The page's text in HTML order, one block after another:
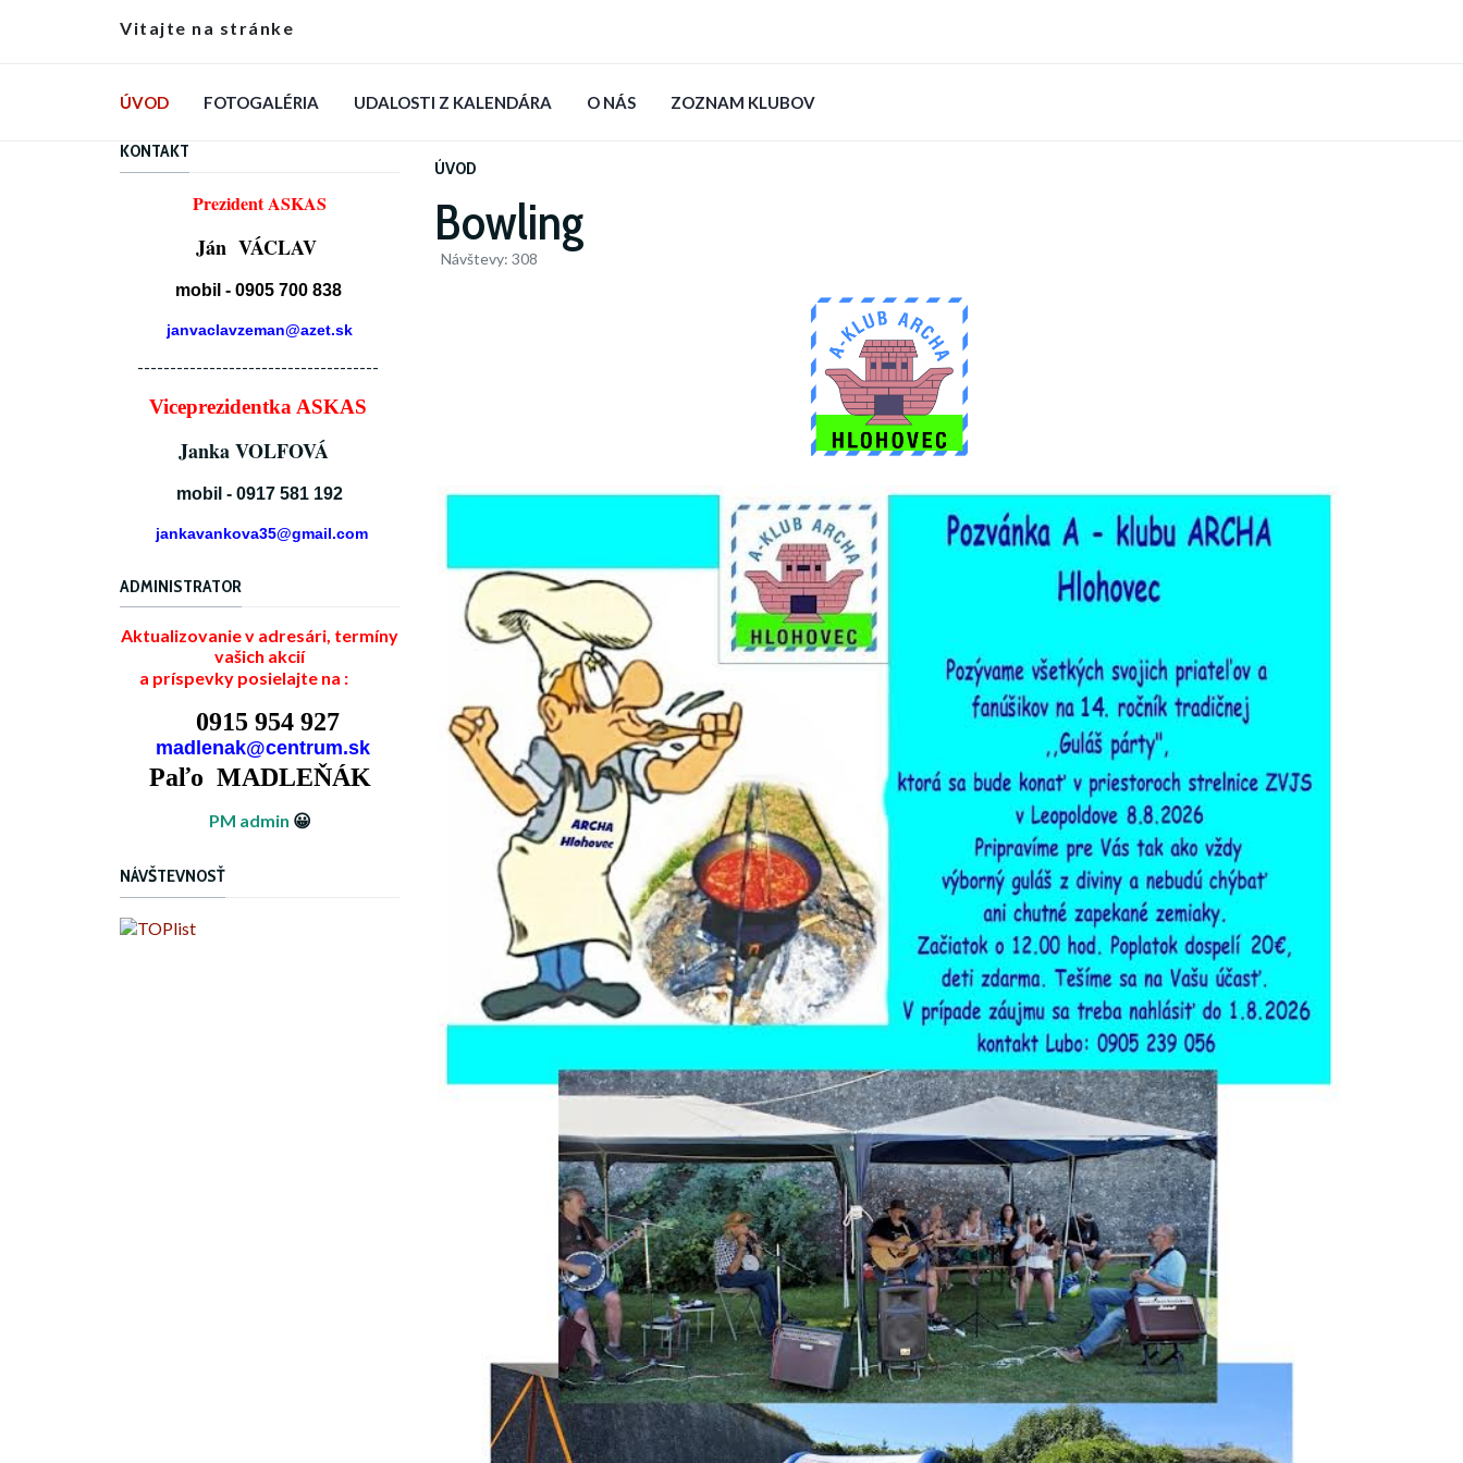
Vitajte na stránke
ÚVOD FOTOGALÉRIA UDALOSTI Z KALENDÁRA O NÁS ZOZNAM KLUBOV
ÚVOD
Bowling
Návštevy: 308
KONTAKT
Prezident ASKAS
Ján VÁCLAV
mobil - 0905 700 838
janvaclavzeman@azet.sk
-------------------------------------
Viceprezidentka ASKAS
Janka VOLFOVÁ
mobil - 0917 581 192
jankavankova35@gmail.com
ADMINISTRATOR
Aktualizovanie v adresári, termíny
vašich akcií
a príspevky posielajte na :
0915 954 927
madlenak@centrum.sk
Paľo MADLEŇÁK
PM admin 😀
NÁVŠTEVNOSŤ